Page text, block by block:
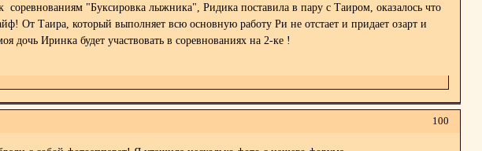
"Буксировка лыжника", Ридика поставила в пару с Таиром, оказалось что
От Таира, который выполняет всю основную работу Ри не отстает и придает озарт и
Иринка будет участвовать в соревнованиях на 2-ке !
100